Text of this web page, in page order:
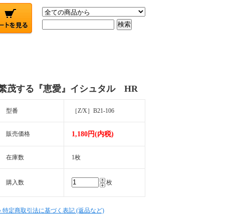
茂する『恵愛』イシュタル HR
型番 ［Z/X］B21-106
販売価格 1,180円(内税)
在庫数 1枚
購入数 枚
特定商取引法に基づく表記 (返品など)